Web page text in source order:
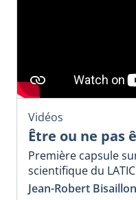
Vidéos
Être ou ne pas
Première capsule
scientifique du
Jean-Robert Bisaillon